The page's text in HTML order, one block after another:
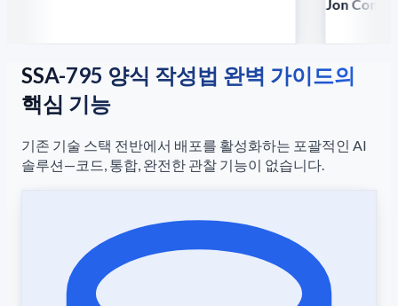
Jon Conradt
SSA-795 양식 작성법 완벽 가이드의
핵심 기능
기존 기술 스택 전반에서 배포를 활성화하는 포괄적인 AI
솔루션—코드, 통합, 완전한 관찰 기능이 없습니다.